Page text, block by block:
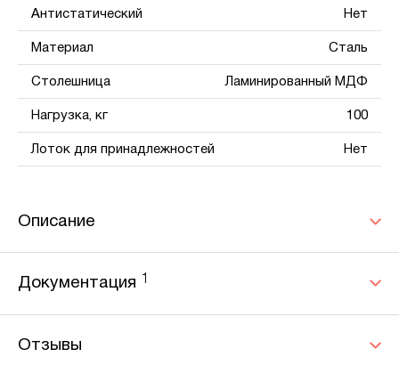
Антистатический Нет
Материал Сталь
Столешница Ламинированный МДФ
Нагрузка, кг 100
Лоток для принадлежностей Нет
Описание
Документация 1
Отзывы